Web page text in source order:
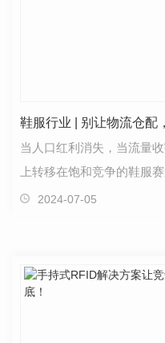
鞋服行业 | 别让物流仓配
当人口红利消失，当流量
上转移在饱和竞争的鞋服
展的“瓶颈”？随着鞋服线
2024-07-05